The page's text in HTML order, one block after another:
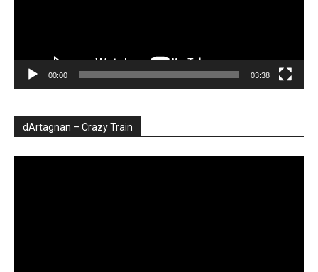
00:00 03:38
dArtagnan – Crazy Train